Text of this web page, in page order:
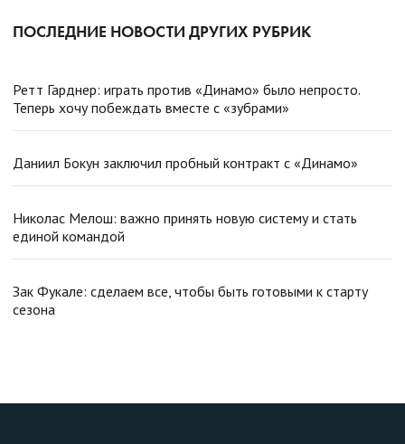
ПОСЛЕДНИЕ НОВОСТИ ДРУГИХ РУБРИК
Ретт Гарднер: играть против «Динамо» было непросто.
Теперь хочу побеждать вместе с «зубрами»
Даниил Бокун заключил пробный контракт с «Динамо»
Николас Мелош: важно принять новую систему и стать
единой командой
Зак Фукале: сделаем все, чтобы быть готовыми к старту
сезона